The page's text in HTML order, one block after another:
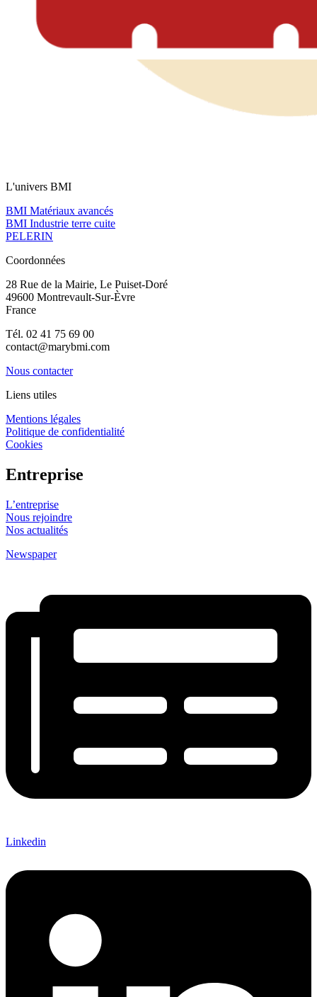
L'univers BMI
BMI Matériaux avancés
BMI Industrie terre cuite
PELERIN
Coordonnées
28 Rue de la Mairie, Le Puiset-Doré
49600 Montrevault-Sur-Èvre
France
Tél. 02 41 75 69 00
contact@marybmi.com
Nous contacter
Liens utiles
Mentions légales
Politique de confidentialité
Cookies
Entreprise
L’entreprise
Nous rejoindre
Nos actualités
Newspaper
Linkedin